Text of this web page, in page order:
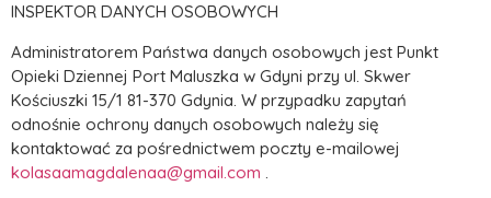
INSPEKTOR DANYCH OSOBOWYCH
Administratorem Państwa danych osobowych jest Punkt
Opieki Dziennej Port Maluszka w Gdyni przy ul. Skwer
Kościuszki 15/1 81-370 Gdynia. W przypadku zapytań
odnośnie ochrony danych osobowych należy się
kontaktować za pośrednictwem poczty e-mailowej
kolasaamagdalenaa@gmail.com